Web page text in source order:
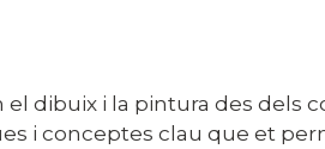
dibuix i la pintura des dels
i conceptes clau que et